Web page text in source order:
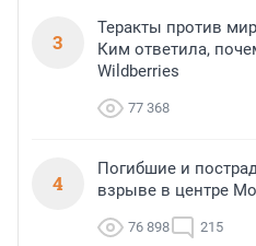
3
Теракты против
Ким ответила,
Wildberries
77 368
4
Погибшие и
взрыве в центре
76 898 215